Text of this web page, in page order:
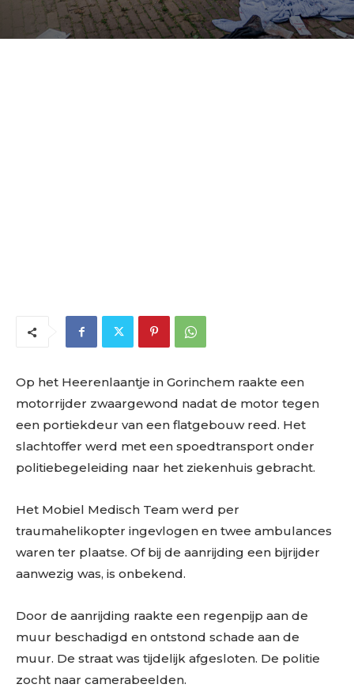
Op het Heerenlaantje in Gorinchem raakte een
motorrijder zwaargewond nadat de motor tegen
een portiekdeur van een flatgebouw reed. Het
slachtoffer werd met een spoedtransport onder
politiebegeleiding naar het ziekenhuis gebracht.
Het Mobiel Medisch Team werd per
traumahelikopter ingevlogen en twee ambulances
waren ter plaatse. Of bij de aanrijding een bijrijder
aanwezig was, is onbekend.
Door de aanrijding raakte een regenpijp aan de
muur beschadigd en ontstond schade aan de
muur. De straat was tijdelijk afgesloten. De politie
zocht naar camerabeelden.